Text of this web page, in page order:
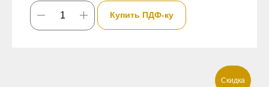
Купить ПДФ-ку
Скидка